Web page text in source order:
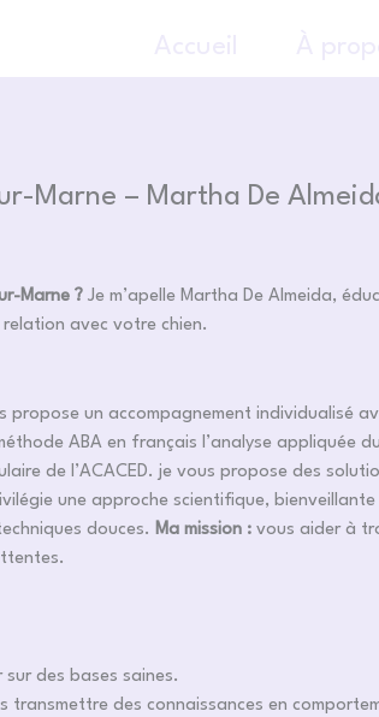
Marne – Martha De
Marne ?Je m’apelle Martha De Almeida,
avec votre chien.
un accompagnement individualisé
ABA en français l’analyse appliquée
de l’ACACED. je vous propose des
une approche scientifique,
douces. Ma mission :vous aider à
des bases saines.
transmettre des connaissances en